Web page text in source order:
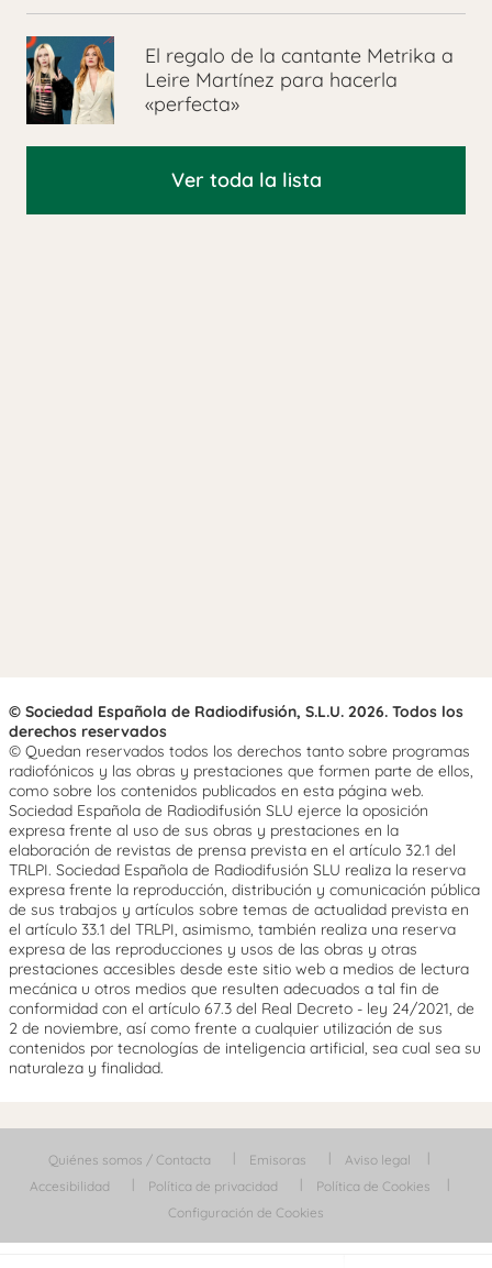
El regalo de la cantante Metrika a
Leire Martínez para hacerla
«perfecta»
Ver toda la lista
© Sociedad Española de Radiodifusión, S.L.U. 2026. Todos los
derechos reservados
© Quedan reservados todos los derechos tanto sobre programas
radiofónicos y las obras y prestaciones que formen parte de ellos,
como sobre los contenidos publicados en esta página web.
Sociedad Española de Radiodifusión SLU ejerce la oposición
expresa frente al uso de sus obras y prestaciones en la
elaboración de revistas de prensa prevista en el artículo 32.1 del
TRLPI. Sociedad Española de Radiodifusión SLU realiza la reserva
expresa frente la reproducción, distribución y comunicación pública
de sus trabajos y artículos sobre temas de actualidad prevista en
el artículo 33.1 del TRLPI, asimismo, también realiza una reserva
expresa de las reproducciones y usos de las obras y otras
prestaciones accesibles desde este sitio web a medios de lectura
mecánica u otros medios que resulten adecuados a tal fin de
conformidad con el artículo 67.3 del Real Decreto - ley 24/2021, de
2 de noviembre, así como frente a cualquier utilización de sus
contenidos por tecnologías de inteligencia artificial, sea cual sea su
naturaleza y finalidad.
Quiénes somos / Contacta Emisoras
Aviso legal
Accesibilidad
Política de privacidad
Política de Cookies
Configuración de Cookies